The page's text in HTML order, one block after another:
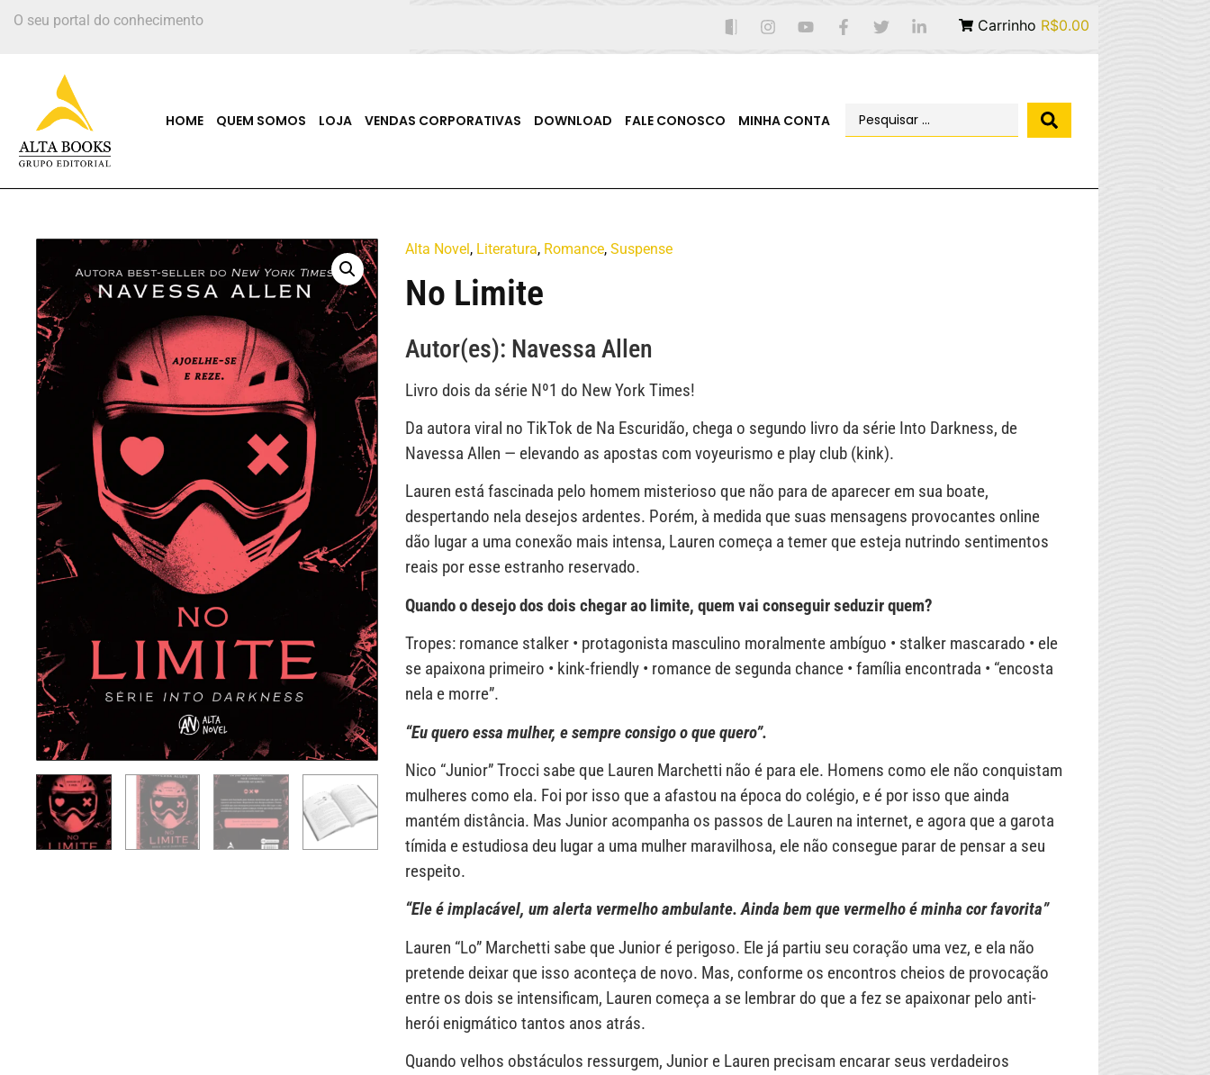
O seu portal do conhecimento Carrinho R$0.00
HOME QUEM SOMOS LOJA VENDAS CORPORATIVAS DOWNLOAD FALE CONOSCO MINHA CONTA
Alta Novel, Literatura, Romance, Suspense
No Limite
Autor(es): Navessa Allen
Livro dois da série Nº1 do New York Times!
Da autora viral no TikTok de Na Escuridão, chega o segundo livro da série Into Darkness, de
Navessa Allen — elevando as apostas com voyeurismo e play club (kink).
Lauren está fascinada pelo homem misterioso que não para de aparecer em sua boate,
despertando nela desejos ardentes. Porém, à medida que suas mensagens provocantes online
dão lugar a uma conexão mais intensa, Lauren começa a temer que esteja nutrindo sentimentos
reais por esse estranho reservado.
Quando o desejo dos dois chegar ao limite, quem vai conseguir seduzir quem?
Tropes: romance stalker • protagonista masculino moralmente ambíguo • stalker mascarado • ele
se apaixona primeiro • kink-friendly • romance de segunda chance • família encontrada • “encosta
nela e morre”.
“Eu quero essa mulher, e sempre consigo o que quero”.
Nico “Junior” Trocci sabe que Lauren Marchetti não é para ele. Homens como ele não conquistam
mulheres como ela. Foi por isso que a afastou na época do colégio, e é por isso que ainda
mantém distância. Mas Junior acompanha os passos de Lauren na internet, e agora que a garota
tímida e estudiosa deu lugar a uma mulher maravilhosa, ele não consegue parar de pensar a seu
respeito.
“Ele é implacável, um alerta vermelho ambulante. Ainda bem que vermelho é minha cor favorita”
Lauren “Lo” Marchetti sabe que Junior é perigoso. Ele já partiu seu coração uma vez, e ela não
pretende deixar que isso aconteça de novo. Mas, conforme os encontros cheios de provocação
entre os dois se intensificam, Lauren começa a se lembrar do que a fez se apaixonar pelo anti-
herói enigmático tantos anos atrás.
Quando velhos obstáculos ressurgem, Junior e Lauren precisam encarar seus verdadeiros